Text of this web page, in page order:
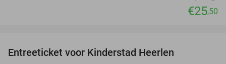
€25,50
Entreeticket voor Kinderstad Heerlen